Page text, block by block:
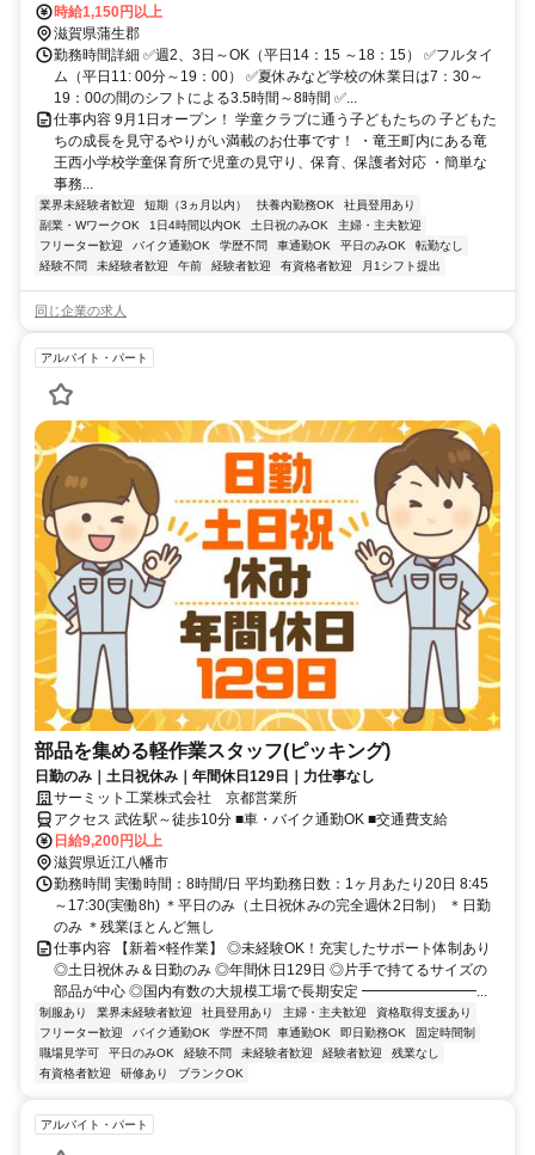
時給1,150円以上
滋賀県蒲生郡
勤務時間詳細 ✅週2、3日～OK（平日14：15 ～18：15） ✅フルタイ
ム（平日11: 00分～19：00） ✅夏休みなど学校の休業日は7：30～
19：00の間のシフトによる3.5時間～8時間 ✅...
仕事内容 9月1日オープン！ 学童クラブに通う子どもたちの 子どもた
ちの成長を見守るやりがい満載のお仕事です！ ・竜王町内にある竜
王西小学校学童保育所で児童の見守り、保育、保護者対応 ・簡単な
事務...
業界未経験者歓迎 短期（3ヵ月以内） 扶養内勤務OK
社員登用あり
副業・WワークOK
1日4時間以内OK 土日祝のみOK
主婦・主夫歓迎
フリーター歓迎
バイク通勤OK 学歴不問 車通勤OK 平日のみOK
転勤なし
経験不問
未経験者歓迎 午前 経験者歓迎 有資格者歓迎 月1シフト提出
同じ企業の求人
アルバイト・パート
部品を集める軽作業スタッフ(ピッキング)
日勤のみ｜土日祝休み｜年間休日129日｜力仕事なし
サーミット工業株式会社 京都営業所
アクセス 武佐駅～徒歩10分 ■車・バイク通勤OK ■交通費支給
日給9,200円以上
滋賀県近江八幡市
勤務時間 実働時間：8時間/日 平均勤務日数：1ヶ月あたり20日 8:45
～17:30(実働8h) ＊平日のみ（土日祝休みの完全週休2日制） ＊日勤
のみ ＊残業ほとんど無し
仕事内容 【新着×軽作業】 ◎未経験OK！充実したサポート体制あり
◎土日祝休み＆日勤のみ ◎年間休日129日 ◎片手で持てるサイズの
部品が中心 ◎国内有数の大規模工場で長期安定 ━━━━━━━━...
制服あり 業界未経験者歓迎 社員登用あり 主婦・主夫歓迎
資格取得支援あり
フリーター歓迎
バイク通勤OK 学歴不問 車通勤OK 即日勤務OK
固定時間制
職場見学可
平日のみOK 経験不問 未経験者歓迎 経験者歓迎
残業なし
有資格者歓迎
研修あり ブランクOK
アルバイト・パート